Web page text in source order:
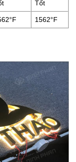
Tốt
1562°F